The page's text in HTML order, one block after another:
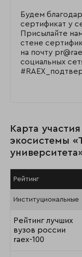
Будем
сертификат у
Присылайте
стене
на почту
социальных
Карта
экосистемы
Рейтинг
Институциональные
Рейтинг лучших
вузов россии
raex-100